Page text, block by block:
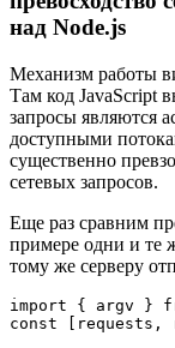
над Node.js
Механизм работы
Там код JavaScript
запросы являются
доступными
существенно
сетевых запросов.
Еще раз сравним
примере одни и те
тому же серверу
import { argv }
const